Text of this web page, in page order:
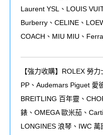
Laurent YSL、LOUIS
Burberry、CELINE、
COACH、MIU MIU、
【強力收購】ROLEX 勞力
PP 、 Audemars Piguet 愛
BREITLING 百年靈、
錶、 OMEGA歐米茄、
LONGINES 浪琴、 IWC 萬